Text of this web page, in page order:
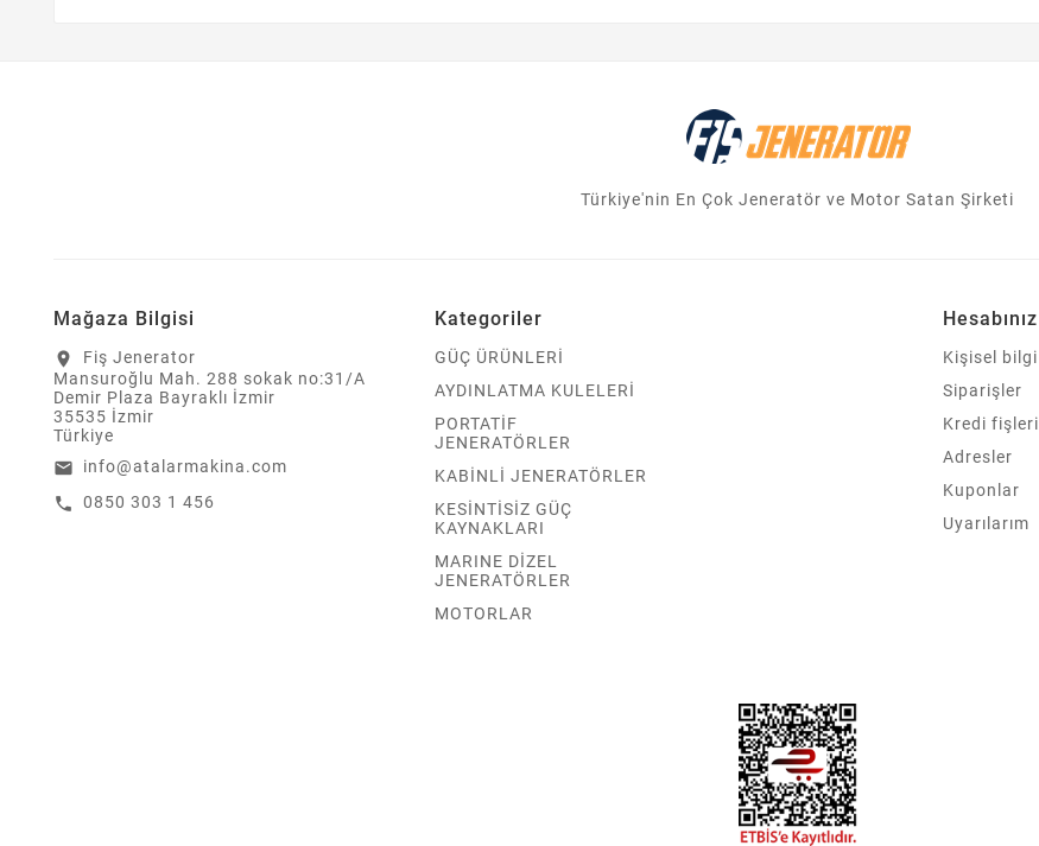
Türkiye'nin En Çok Jeneratör ve Motor Satan Şirketi
Mağaza Bilgisi
location_on
Fiş Jenerator
Mansuroğlu Mah. 288 sokak no:31/A
Demir Plaza Bayraklı İzmir
35535 İzmir
Türkiye
email info@atalarmakina.com
call 0850 303 1 456
Kategoriler
GÜÇ ÜRÜNLERİ
AYDINLATMA KULELERİ
PORTATİF
JENERATÖRLER
KABİNLİ JENERATÖRLER
KESİNTİSİZ GÜÇ
KAYNAKLARI
MARINE DİZEL
JENERATÖRLER
MOTORLAR
Hesabınız
Kişisel bilgi
Siparişler
Kredi fişleri
Adresler
Kuponlar
Uyarılarım